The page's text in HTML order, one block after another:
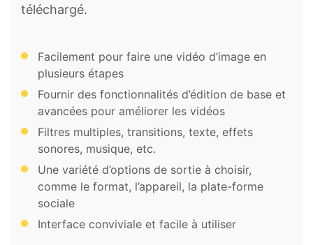
téléchargé.
Facilement pour faire une vidéo d’image en
plusieurs étapes
Fournir des fonctionnalités d’édition de base et
avancées pour améliorer les vidéos
Filtres multiples, transitions, texte, effets
sonores, musique, etc.
Une variété d’options de sortie à choisir,
comme le format, l’appareil, la plate-forme
sociale
Interface conviviale et facile à utiliser